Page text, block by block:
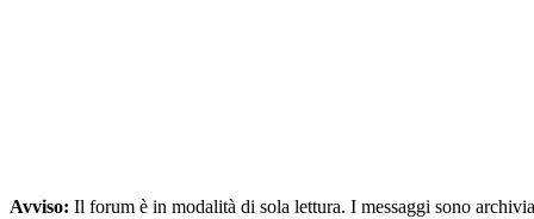
Avviso: Il forum è in modalità di sola lettura. I messaggi sono